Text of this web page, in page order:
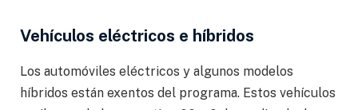
Vehículos eléctricos e híbridos
Los automóviles eléctricos y algunos modelos
híbridos están exentos del programa. Estos vehículos